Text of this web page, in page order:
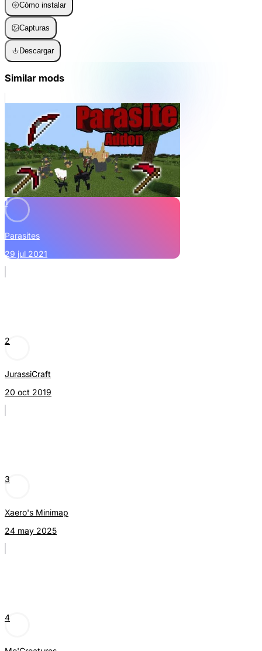
Cómo instalar
Capturas
Descargar
Similar mods
1
Parasites
29 jul 2021
2
JurassiCraft
20 oct 2019
3
Xaero's Minimap
24 may 2025
4